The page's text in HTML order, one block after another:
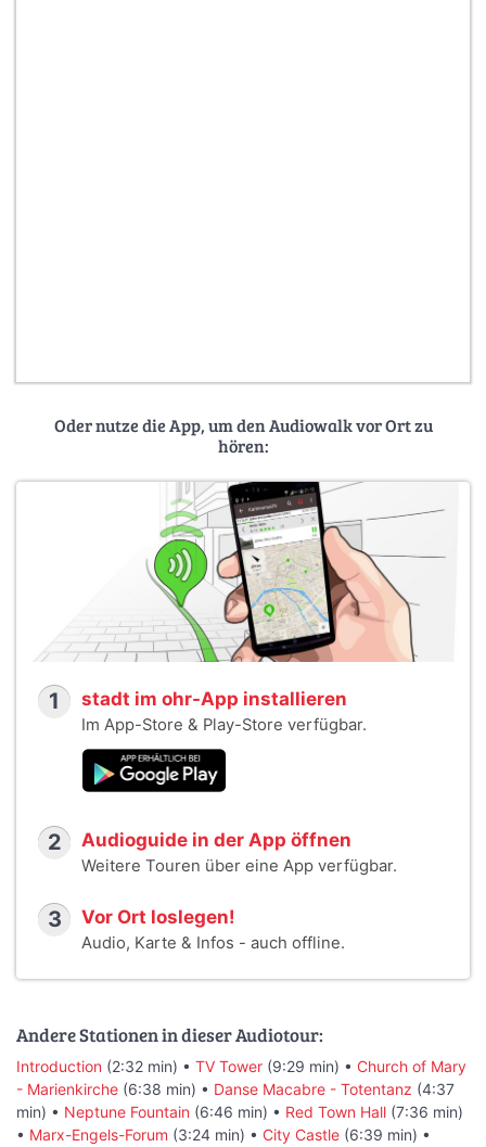
Oder nutze die App, um den Audiowalk vor Ort zu
hören:
1 stadt im ohr-App installieren
Im App-Store & Play-Store verfügbar.
2 Audioguide in der App öffnen
Weitere Touren über eine App verfügbar.
3 Vor Ort loslegen!
Audio, Karte & Infos - auch offline.
Andere Stationen in dieser Audiotour:
Introduction (2:32 min) • TV Tower (9:29 min) • Church of Mary
- Marienkirche (6:38 min) • Danse Macabre - Totentanz (4:37
min) • Neptune Fountain (6:46 min) • Red Town Hall (7:36 min)
• Marx-Engels-Forum (3:24 min) • City Castle (6:39 min) •